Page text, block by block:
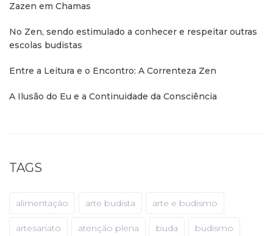
Zazen em Chamas
No Zen, sendo estimulado a conhecer e respeitar outras
escolas budistas
Entre a Leitura e o Encontro: A Correnteza Zen
A Ilusão do Eu e a Continuidade da Consciência
TAGS
alimentação arte budista arte e budismo
artesanato atenção plena buda budismo